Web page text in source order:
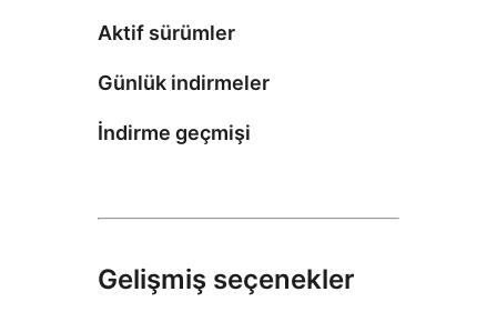
Aktif sürümler
Günlük indirmeler
İndirme geçmişi
Gelişmiş seçenekler